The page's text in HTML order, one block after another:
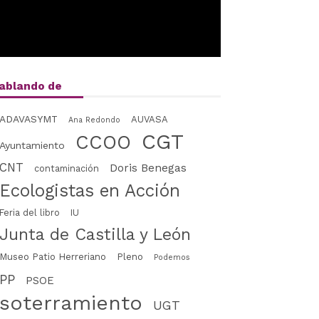
de
ADAVASYMT Ana Redondo AUVASA
Ayuntamiento CCOO CGT
CNT contaminación Doris Benegas
Ecologistas en Acción
Feria del libro IU
Junta de Castilla y León
Museo Patio Herreriano Pleno Podemos
PP PSOE
soterramiento UGT